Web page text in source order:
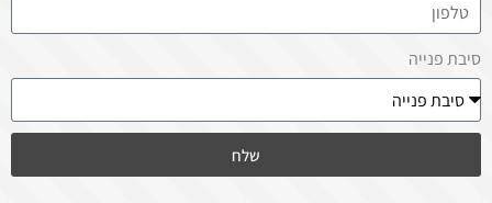
סיבת פנייה
שלח